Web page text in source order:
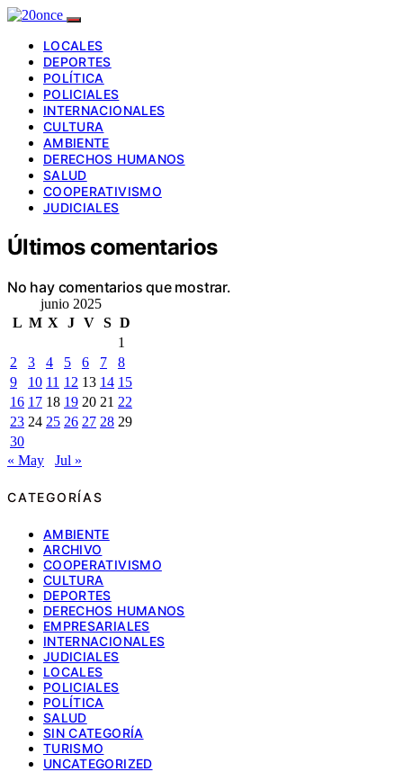
LOCALES
DEPORTES
POLÍTICA
POLICIALES
INTERNACIONALES
CULTURA
AMBIENTE
DERECHOS HUMANOS
SALUD
COOPERATIVISMO
JUDICIALES
Últimos comentarios
No hay comentarios que mostrar.
junio 2025
L M X J V S D
1
2
3 4 5 6 7
8
9
10 11 12 13 14 15
16 17 18 19 20 21 22
23 24 25 26 27 28 29
30
« May
Jul »
CATEGORÍAS
AMBIENTE
ARCHIVO
COOPERATIVISMO
CULTURA
DEPORTES
DERECHOS HUMANOS
EMPRESARIALES
INTERNACIONALES
JUDICIALES
LOCALES
POLICIALES
POLÍTICA
SALUD
SIN CATEGORÍA
TURISMO
UNCATEGORIZED